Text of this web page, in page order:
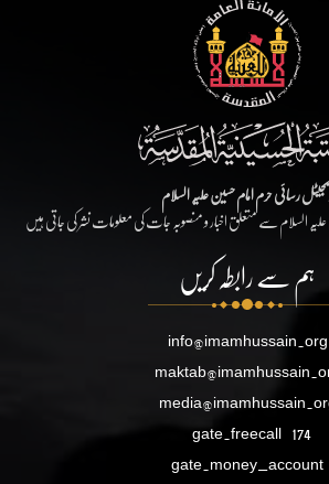
رسائی حرم امام حسین علیہ السلام
السلام سے متعلق اخبار و منصوبہ جات کی معلومات نشر کی جاتی ہیں
ہم سے رابطہ کریں
info@imamhussain.org
gate.freecall 174
gate.money_account